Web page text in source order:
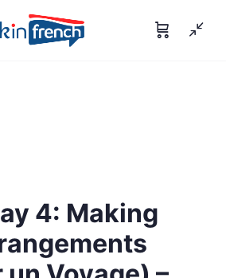
4: Making